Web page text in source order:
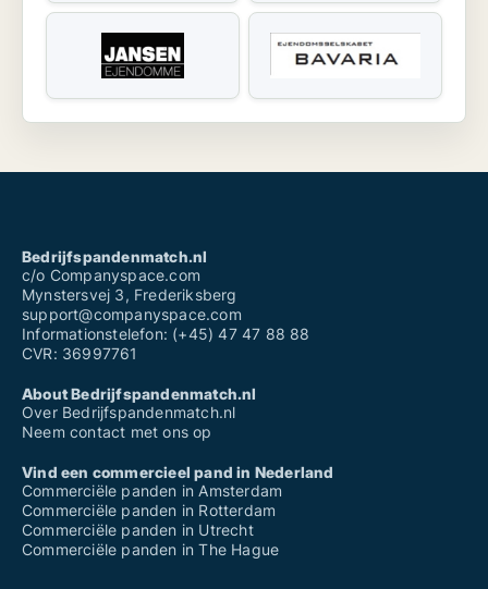
Bedrijfspandenmatch.nl
c/o Companyspace.com
Mynstersvej 3, Frederiksberg
support@companyspace.com
Informationstelefon: (+45) 47 47 88 88
CVR: 36997761
About Bedrijfspandenmatch.nl
Over Bedrijfspandenmatch.nl
Neem contact met ons op
Vind een commercieel pand in Nederland
Commerciële panden in Amsterdam
Commerciële panden in Rotterdam
Commerciële panden in Utrecht
Commerciële panden in The Hague